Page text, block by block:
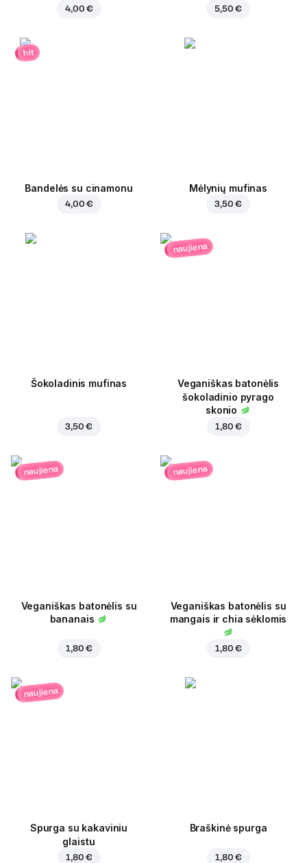
4,00 € 5,50 €
hit
Bandelės su cinamonu
4,00 €
Mėlynių mufinas
3,50 €
Šokoladinis mufinas
3,50 €
naujiena
Veganiškas batonėlis
šokoladinio pyrago
skonio
1,80 €
naujiena
Veganiškas batonėlis su
bananais
1,80 €
naujiena
Veganiškas batonėlis su
mangais ir chia sėklomis
1,80 €
naujiena
Spurga su kakaviniu
glaistu
1,80 €
Braškinė spurga
1,80 €